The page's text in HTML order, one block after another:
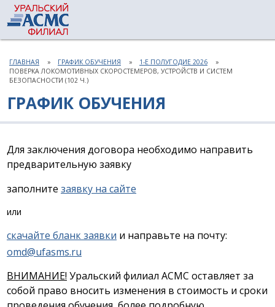
ГЛАВНАЯ ГРАФИК ОБУЧЕНИЯ
1-Е ПОЛУГОДИЕ 2026
ПОВЕРКА ЛОКОМОТИВНЫХ СКОРОСТЕМЕРОВ, УСТРОЙСТВ И СИСТЕМ
БЕЗОПАСНОСТИ (102 Ч.)
ГРАФИК ОБУЧЕНИЯ
Для заключения договора необходимо направить
предварительную заявку
заполните заявку на сайте
или
скачайте бланк заявки и направьте на почту:
omd@ufasms.ru
ВНИМАНИЕ! Уральский филиал АСМС оставляет за
собой право вносить изменения в стоимость и сроки